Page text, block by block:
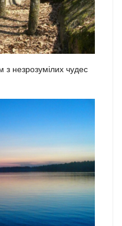
незрозумілих чудес